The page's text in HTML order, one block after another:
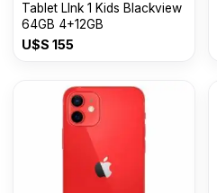
Tablet LInk 1 Kids Blackview
64GB 4+12GB
U$S 155